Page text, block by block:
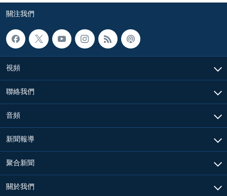
關注我們
視頻
聯絡我們
音頻
新聞報導
聚合新聞
關於我們